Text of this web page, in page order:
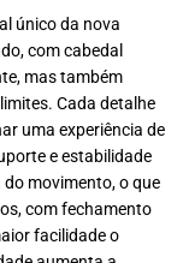
único da nova
com cabedal
mas também
Cada detalhe
uma experiência de
e estabilidade
movimento, o que
com fechamento
facilidade o